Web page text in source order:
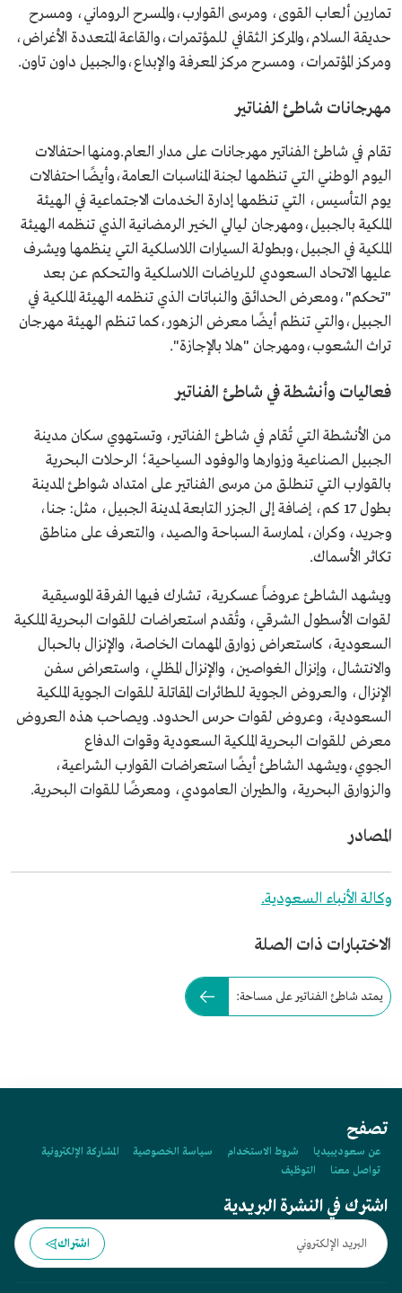
تمارين ألعاب القوى، ومرسى القوارب،والمسرح الروماني، ومسرح
حديقة السلام،والمركز الثقافي للمؤتمرات،والقاعة المتعددة الأغراض،
ومركز المؤتمرات، ومسرح مركز المعرفة والإبداع،والجبيل داون تاون.
مهرجانات شاطئ الفناتير
تقام في شاطئ الفناتير مهرجانات على مدار العام.ومنها احتفالات
اليوم الوطني التي تنظمها لجنة المناسبات العامة،وأيضًا احتفالات
يوم التأسيس، التي تنظمها إدارة الخدمات الاجتماعية في الهيئة
الملكية بالجبيل،ومهرجان ليالي الخير الرمضانية الذي تنظمه الهيئة
الملكية في الجبيل،وبطولة السيارات اللاسلكية التي ينظمها ويشرف
عليها الاتحاد السعودي للرياضات اللاسلكية والتحكم عن بعد
"تحكم"،ومعرض الحدائق والنباتات الذي تنظمه الهيئة الملكية في
الجبيل،والتي تنظم أيضًا معرض الزهور،كما تنظم الهيئة مهرجان
تراث الشعوب،ومهرجان "هلا بالإجازة".
فعاليات وأنشطة في شاطئ الفناتير
من الأنشطة التي تُقام في شاطئ الفناتير، وتستهوي سكان مدينة
الجبيل الصناعية وزوارها والوفود السياحية؛ الرحلات البحرية
بالقوارب التي تنطلق من مرسى الفناتير على امتداد شواطئ المدينة
بطول 17 كم، إضافة إلى الجزر التابعة لمدينة الجبيل، مثل: جنا،
وجريد، وكران، لممارسة السباحة والصيد، والتعرف على مناطق
تكاثر الأسماك.
ويشهد الشاطئ عروضاً عسكرية، تشارك فيها الفرقة الموسيقية
لقوات الأسطول الشرقي، وتُقدم استعراضات للقوات البحرية الملكية
السعودية، كاستعراض زوارق المهمات الخاصة، والإنزال بالحبال
والانتشال، وإنزال الغواصين، والإنزال المظلي، واستعراض سفن
الإنزال، والعروض الجوية للطائرات المقاتلة للقوات الجوية الملكية
السعودية، وعروض لقوات حرس الحدود. ويصاحب هذه العروض
معرض للقوات البحرية الملكية السعودية وقوات الدفاع
الجوي،ويشهد الشاطئ أيضًا استعراضات القوارب الشراعية،
والزوارق البحرية، والطيران العامودي، ومعرضًا للقوات البحرية.
المصادر
وكالة الأنباء السعودية.
الاختبارات ذات الصلة
يمتد شاطئ الفناتير على مساحة:
تصفح
عن سعوديبيديا شروط الاستخدام سياسة الخصوصية
المشاركة الإلكترونية
تواصل معنا
التوظيف
اشترك في النشرة البريدية
اشتراك